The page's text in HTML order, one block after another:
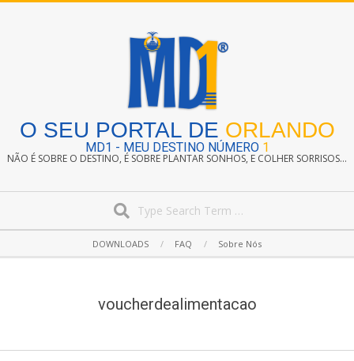
O SEU PORTAL DE ORLANDO
MD1 - MEU DESTINO NÚMERO 1
NÃO É SOBRE O DESTINO, É SOBRE PLANTAR SONHOS, E COLHER SORRISOS...
Navigation
DOWNLOADS FAQ Sobre Nós
voucherdealimentacao